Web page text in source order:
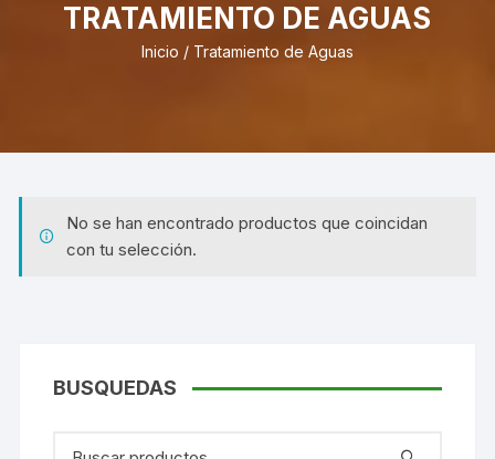
TRATAMIENTO DE AGUAS
Inicio / Tratamiento de Aguas
No se han encontrado productos que coincidan
con tu selección.
BUSQUEDAS